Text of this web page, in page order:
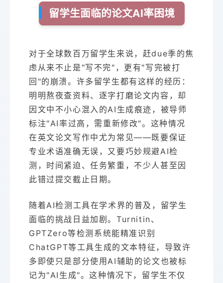
留学生面临的论文AI率困境
对于全球数百万留学生来说，赶due季的焦
虑从来不止是"写不完"，更有"写完被打
回"的崩溃。许多留学生都有这样的经历：
明明熬夜查资料、逐字打磨论文内容，却
因文中不小心混入的AI生成痕迹，被导师
标注"AI率过高，需重新修改"。这种情况
在英文论文写作中尤为常见——既要保证
专业术语准确无误，又要巧妙规避AI检
测，时间紧迫、任务繁重，不少人甚至因
此错过提交截止日期。
随着AI检测工具在学术界的普及，留学生
面临的挑战日益加剧。Turnitin、
GPTZero等检测系统能精准识别
ChatGPT等工具生成的文本特征，导致许
多即使只是部分使用AI辅助的论文也被标
记为"AI生成"。这种情况下，留学生不仅